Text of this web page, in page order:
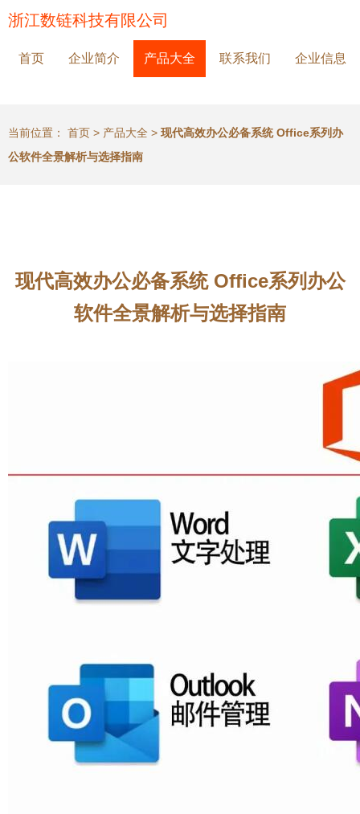
浙江数链科技有限公司
首页 企业简介 产品大全 联系我们 企业信息
当前位置： 首页 > 产品大全 > 现代高效办公必备系统 Office系列办
公软件全景解析与选择指南
现代高效办公必备系统 Office系列办公
软件全景解析与选择指南